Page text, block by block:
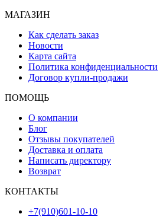
МАГАЗИН
Как сделать заказ
Новости
Карта сайта
Политика конфиденциальности
Договор купли-продажи
ПОМОЩЬ
О компании
Блог
Отзывы покупателей
Доставка и оплата
Написать директору
Возврат
КОНТАКТЫ
+7(910)601-10-10